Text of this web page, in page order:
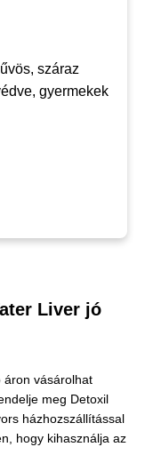
száraz
gyermekek
Liver jó
áron vásárolhat
meg Detoxil
házhozszállítással
hogy kihasználja az